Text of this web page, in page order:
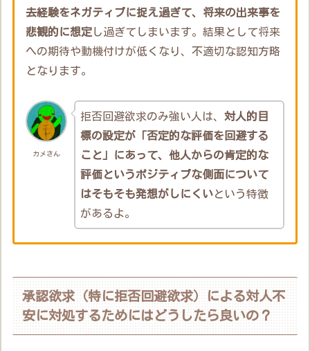
去経験をネガティブに捉え過ぎて、将来の出来事を
悲観的に想定し過ぎてしまいます。結果として将来
への期待や動機付けが低くなり、不適切な認知方略
となります。
カメさん
拒否回避欲求のみ強い人は、 対人的目
標の設定が「否定的な評価を回避する
こと」にあって、他人からの肯定的な
評価というポジティブな側面について
はそもそも発想がしにくいという特徴
があるよ。
承認欲求（特に拒否回避欲求）による対人不
安に対処するためにはどうしたら良いの？